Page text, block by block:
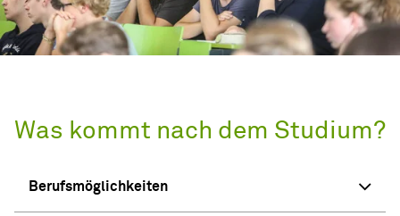
Was kommt nach dem Studium?
Berufsmöglichkeiten